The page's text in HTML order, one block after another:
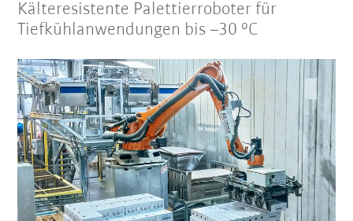
Kälteresistente Palettierroboter für
Tiefkühlanwendungen bis –30 °C